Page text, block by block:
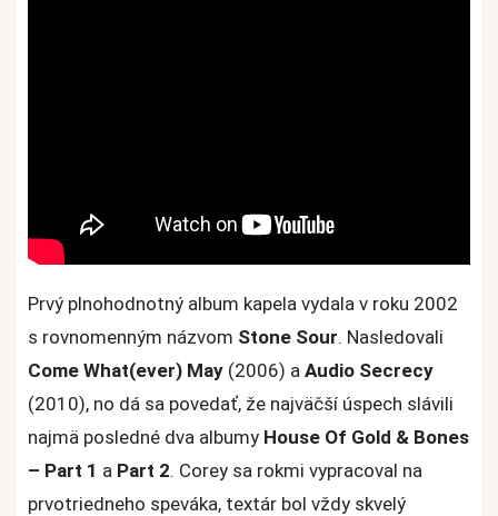
Prvý plnohodnotný album kapela vydala v roku 2002
s rovnomenným názvom Stone Sour. Nasledovali
Come What(ever) May (2006) a Audio Secrecy
(2010), no dá sa povedať, že najväčší úspech slávili
najmä posledné dva albumy House Of Gold & Bones
– Part 1 a Part 2. Corey sa rokmi vypracoval na
prvotriedneho speváka, textár bol vždy skvelý